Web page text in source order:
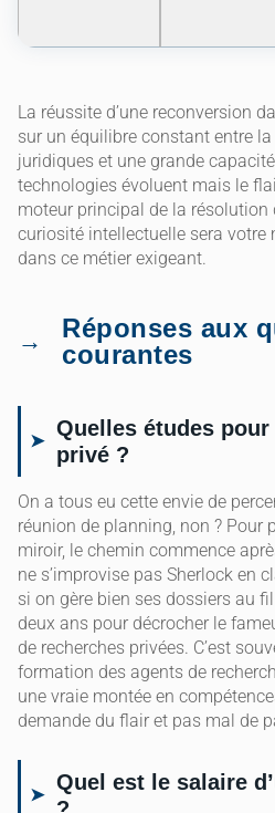
La réussite d’une reconversion
sur un équilibre constant entre
juridiques et une grande
technologies évoluent mais le
moteur principal de la résolution
curiosité intellectuelle sera votre
dans ce métier exigeant.
Réponses aux
courantes
Quelles études
privé ?
On a tous eu cette envie de
réunion de planning, non ? Pour
miroir, le chemin commence
ne s’improvise pas Sherlock en
si on gère bien ses dossiers au
deux ans pour décrocher le
de recherches privées. C’est
formation des agents de
une vraie montée en
demande du flair et pas mal de
Quel est le salaire